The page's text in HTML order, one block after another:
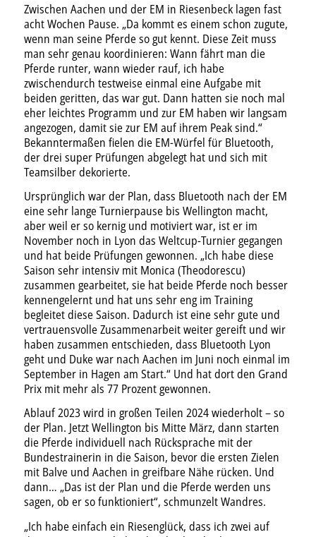
Zwischen Aachen und der EM in Riesenbeck lagen fast
acht Wochen Pause. „Da kommt es einem schon zugute,
wenn man seine Pferde so gut kennt. Diese Zeit muss
man sehr genau koordinieren: Wann fährt man die
Pferde runter, wann wieder rauf, ich habe
zwischendurch testweise einmal eine Aufgabe mit
beiden geritten, das war gut. Dann hatten sie noch mal
eher leichtes Programm und zur EM haben wir langsam
angezogen, damit sie zur EM auf ihrem Peak sind.“
Bekanntermaßen fielen die EM-Würfel für Bluetooth,
der drei super Prüfungen abgelegt hat und sich mit
Teamsilber dekorierte.
Ursprünglich war der Plan, dass Bluetooth nach der EM
eine sehr lange Turnierpause bis Wellington macht,
aber weil er so kernig und motiviert war, ist er im
November noch in Lyon das Weltcup-Turnier gegangen
und hat beide Prüfungen gewonnen. „Ich habe diese
Saison sehr intensiv mit Monica (Theodorescu)
zusammen gearbeitet, sie hat beide Pferde noch besser
kennengelernt und hat uns sehr eng im Training
begleitet diese Saison. Dadurch ist eine sehr gute und
vertrauensvolle Zusammenarbeit weiter gereift und wir
haben zusammen entschieden, dass Bluetooth Lyon
geht und Duke war nach Aachen im Juni noch einmal im
September in Hagen am Start.“ Und hat dort den Grand
Prix mit mehr als 77 Prozent gewonnen.
Ablauf 2023 wird in großen Teilen 2024 wiederholt – so
der Plan. Jetzt Wellington bis Mitte März, dann starten
die Pferde individuell nach Rücksprache mit der
Bundestrainerin in die Saison, bevor die ersten Zielen
mit Balve und Aachen in greifbare Nähe rücken. Und
dann… „Das ist der Plan und die Pferde werden uns
sagen, ob er so funktioniert“, schmunzelt Wandres.
„Ich habe einfach ein Riesenglück, dass ich zwei auf